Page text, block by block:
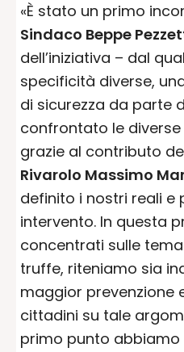
«È stato un primo
Sindaco Beppe
dell’iniziativa – dal
specificità diverse,
di sicurezza da parte
confrontato le
grazie al contributo
Rivarolo Massimo
definito i nostri reali e
intervento. In questa
concentrati sulle
truffe, riteniamo sia
maggior prevenzione
cittadini su tale
primo punto abbiamo